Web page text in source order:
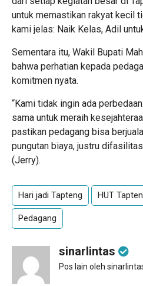
untuk memastikan rakyat kecil
kami jelas: Naik Kelas, Adil
Sementara itu, Wakil Bupati
bahwa perhatian kepada
komitmen nyata.
“Kami tidak ingin ada
sama untuk meraih
pastikan pedagang bisa
pungutan biaya, justru
(Jerry).
Hari jadi Tapteng HUT
Pedagang
sinarlintas
Pos lain oleh